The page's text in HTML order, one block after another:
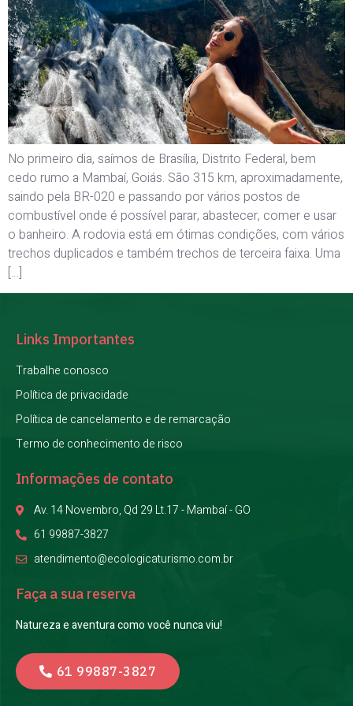
No primeiro dia, saímos de Brasília, Distrito Federal, bem
cedo rumo a Mambaí, Goiás. São 315 km, aproximadamente,
saindo pela BR-020 e passando por vários postos de
combustível onde é possível parar, abastecer, comer e usar
o banheiro. A rodovia está em ótimas condições, com vários
trechos duplicados e também trechos de terceira faixa. Uma
[…]
Links Importantes
Trabalhe conosco
Política de privacidade
Política de cancelamento e de remarcação
Termo de conhecimento de risco
Informações de contato
Av. 14 Novembro, Qd 29 Lt.17 - Mambaí - GO
61 99887-3827
atendimento@ecologicaturismo.com.br
Faça a sua reserva
Natureza e aventura como você nunca viu!
61 99887-3827